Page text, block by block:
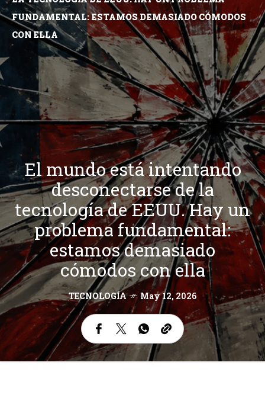
FUNDAMENTAL: ESTAMOS DEMASIADO CÓMODOS
CON ELLA
El mundo está intentando
desconectarse de la
tecnología de EEUU. Hay un
problema fundamental:
estamos demasiado
cómodos con ella
TECNOLOGÍA May 12, 2026